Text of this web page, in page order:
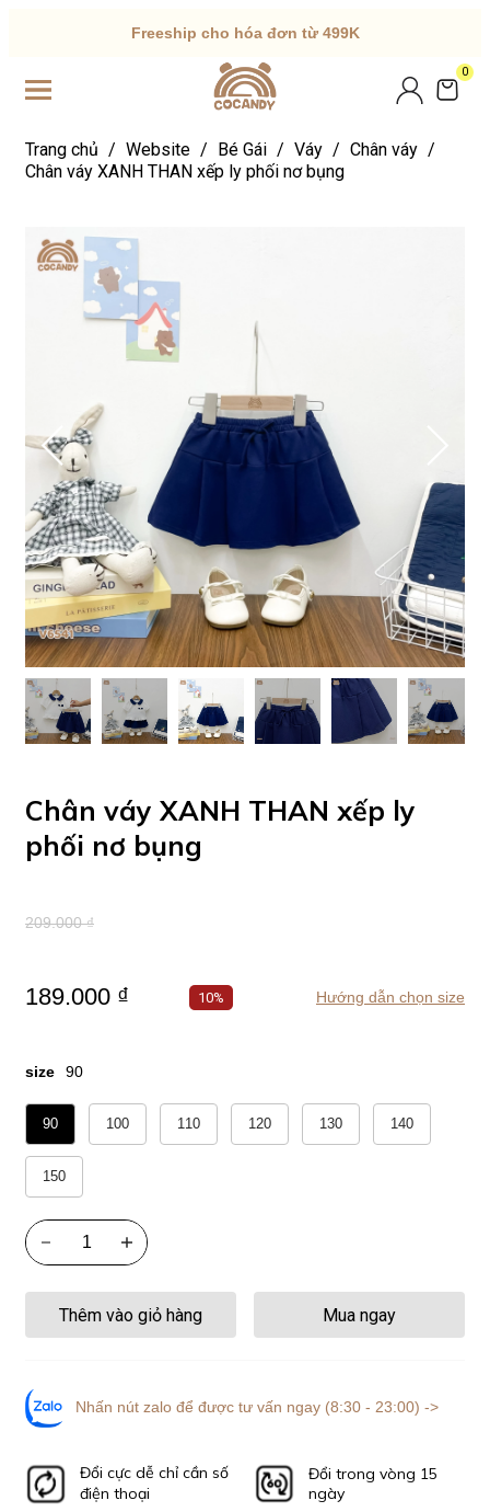
Freeship cho hóa đơn từ 499K
0
Trang chủ / Website / Bé Gái / Váy / Chân váy /
Chân váy XANH THAN xếp ly phối nơ bụng
Chân váy XANH THAN xếp ly
phối nơ bụng
209.000 ₫
189.000 ₫ 10% Hướng dẫn chọn size
size 90
90 100 110 120 130 140
150
Đổi cực dễ chỉ cần số
điện thoại
Đổi trong vòng 15
ngày
Nhấn nút zalo để được tư vấn ngay (8:30 - 23:00) ->
Mua ngay
Thêm vào giỏ hàng